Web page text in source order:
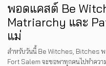
พอดแคสต์ Be
Matriarchy และ
แม่
สำหรับวันนี้ Be Witches, Bitches
Fort Salem จะขอพาทุกคนไปทำควา